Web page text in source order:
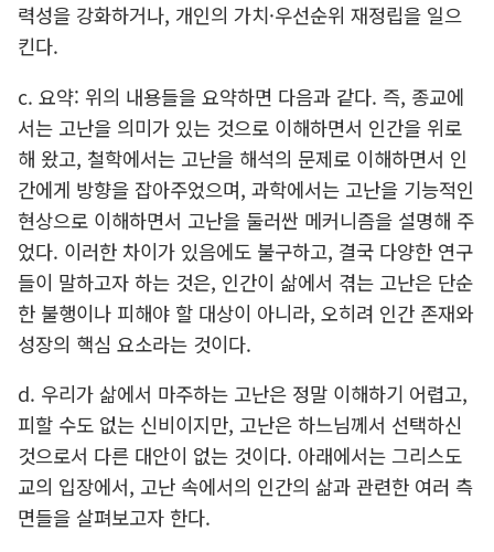
력성을 강화하거나, 개인의 가치·우선순위 재정립을 일으
킨다.
c. 요약: 위의 내용들을 요약하면 다음과 같다. 즉, 종교에
서는 고난을 의미가 있는 것으로 이해하면서 인간을 위로
해 왔고, 철학에서는 고난을 해석의 문제로 이해하면서 인
간에게 방향을 잡아주었으며, 과학에서는 고난을 기능적인
현상으로 이해하면서 고난을 둘러싼 메커니즘을 설명해 주
었다. 이러한 차이가 있음에도 불구하고, 결국 다양한 연구
들이 말하고자 하는 것은, 인간이 삶에서 겪는 고난은 단순
한 불행이나 피해야 할 대상이 아니라, 오히려 인간 존재와
성장의 핵심 요소라는 것이다.
d. 우리가 삶에서 마주하는 고난은 정말 이해하기 어렵고,
피할 수도 없는 신비이지만, 고난은 하느님께서 선택하신
것으로서 다른 대안이 없는 것이다. 아래에서는 그리스도
교의 입장에서, 고난 속에서의 인간의 삶과 관련한 여러 측
면들을 살펴보고자 한다.